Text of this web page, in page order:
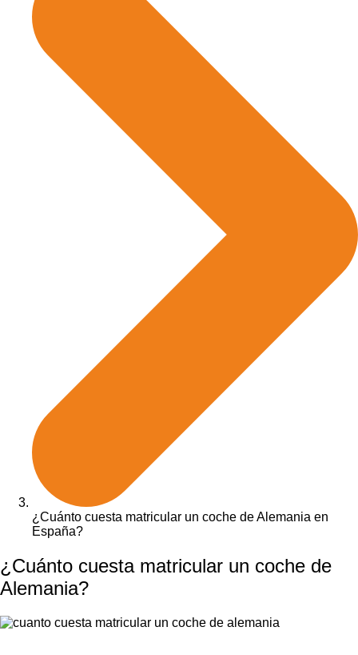
¿Cuánto cuesta matricular un coche de Alemania en
España?
¿Cuánto cuesta matricular un coche de
Alemania?